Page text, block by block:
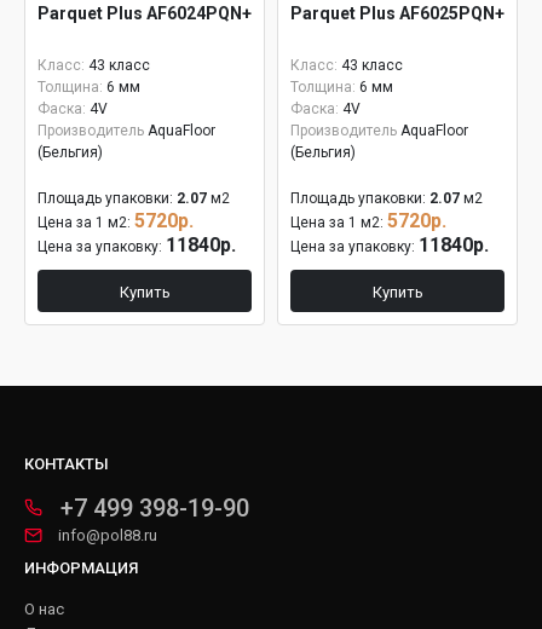
Parquet Plus AF6024PQN+
Класс: 43 класс
Толщина: 6 мм
Фаска: 4V
Производитель AquaFloor
(Бельгия)
Площадь упаковки: 2.07 м2
Цена за 1 м2: 5720р.
Цена за упаковку: 11840р.
Купить
Parquet Plus AF6025PQN+
Класс: 43 класс
Толщина: 6 мм
Фаска: 4V
Производитель AquaFloor
(Бельгия)
Площадь упаковки: 2.07 м2
Цена за 1 м2: 5720р.
Цена за упаковку: 11840р.
Купить
КОНТАКТЫ
+7 499 398-19-90
info@pol88.ru
ИНФОРМАЦИЯ
О нас